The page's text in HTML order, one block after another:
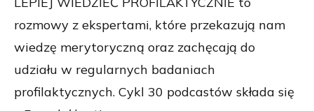
rozmowy z ekspertami, które przekazują nam
wiedzę merytoryczną oraz zachęcają do
udziału w regularnych badaniach
profilaktycznych. Cykl 30 podcastów składa się